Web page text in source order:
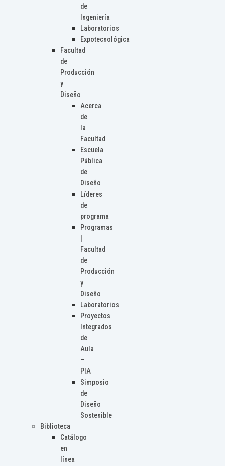
de
Ingeniería
Laboratorios
Expotecnológica
Facultad
de
Producción
y
Diseño
Acerca
de
la
Facultad
Escuela
Pública
de
Diseño
Líderes
de
programa
Programas
Facultad
de
Producción
y
Diseño
Laboratorios
Proyectos
Integrados
de
Aula
–
PIA
Simposio
de
Diseño
Sostenible
Biblioteca
Catálogo
en
línea